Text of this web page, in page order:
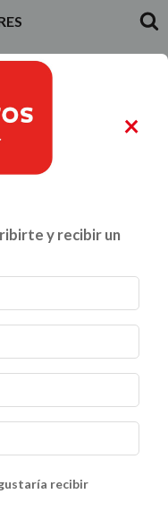
familiares
×
y recibir un
recibir